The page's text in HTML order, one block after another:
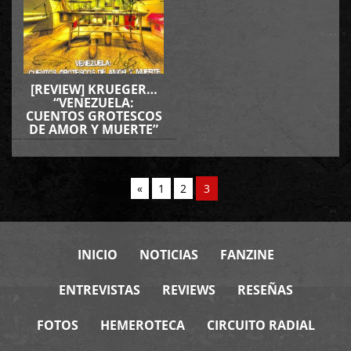
[REVIEW] KRUEGER…
“VENEZUELA:
CUENTOS GROTESCOS
DE AMOR Y MUERTE”
« 1 2 3
INICIO NOTICIAS FANZINE
ENTREVISTAS REVIEWS RESEÑAS
FOTOS HEMEROTECA CIRCUITO RADIAL